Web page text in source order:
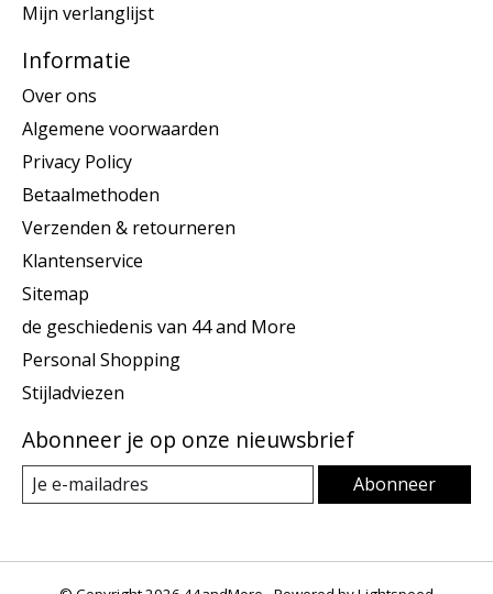
Mijn verlanglijst
Informatie
Over ons
Algemene voorwaarden
Privacy Policy
Betaalmethoden
Verzenden & retourneren
Klantenservice
Sitemap
de geschiedenis van 44 and More
Personal Shopping
Stijladviezen
Abonneer je op onze nieuwsbrief
Abonneer